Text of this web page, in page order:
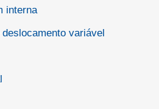
interna
variável